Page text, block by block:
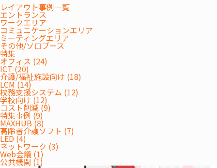
レイアウト事例一覧
エントランス
ワークエリア
コミュニケーションエリア
ミーティングエリア
その他/ソロブース
特集
オフィス (24)
ICT (20)
介護/福祉施設向け (18)
LCM (14)
校務支援システム (12)
学校向け (12)
コスト削減 (9)
特集事例 (9)
MAXHUB (8)
高齢者介護ソフト (7)
LED (4)
ネットワーク (3)
Web会議 (1)
公共機関 (1)